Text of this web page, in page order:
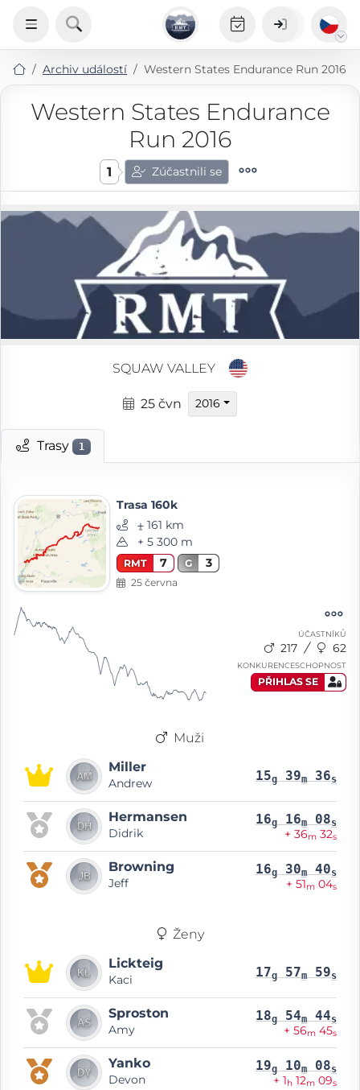
Archiv událostí Western States Endurance Run 2016
Western States Endurance
Run 2016
1 Zúčastnili se
SQUAW VALLEY
25 čvn 2016
Trasy 1
Trasa 160k
⨦ 161 km
+ 5 300 m
RMT 7 G 3
25 června
ÚČASTNÍKŮ
217 62
KONKURENCESCHOPNOST
PŘIHLAS SE
Muži
Miller
Andrew 15g 39m 36s
Hermansen
Didrik
16g 16m 08s
+ 36m 32s
Browning
Jeff
16g 30m 40s
+ 51m 04s
Ženy
Lickteig
Kaci 17g 57m 59s
Sproston
Amy
18g 54m 44s
+ 56m 45s
Yanko
Devon
19g 10m 08s
+ 1h 12m 09s